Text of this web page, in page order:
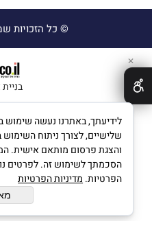
© כל הזכויות
✕
שלישיים, לצורך ניתוח
והצגת פרסום מותאם אישית.
הסכמתך לשימוש זה. לפרטים
הפרטיות. מדיניות הפרטיות